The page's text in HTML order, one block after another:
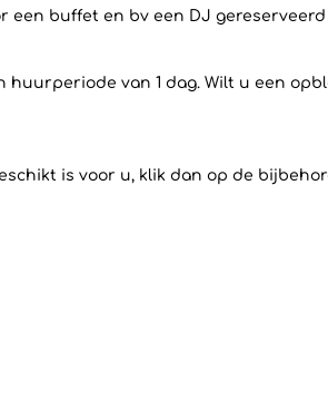
een buffet en bv een DJ
huurperiode van 1 dag. Wilt u een
is voor u, klik dan op de